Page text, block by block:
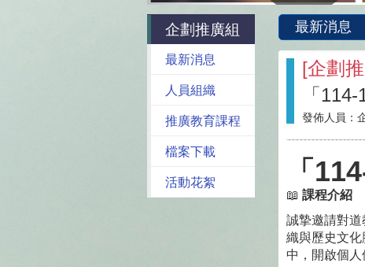
企劃推廣組
最新消息
人員組織
推廣教育課程
檔案下載
活動花絮
最新消息
[企劃
「
發佈人員：
「
📖 課程介紹
誠摯邀請對
織與歷史文
中，開啟個人